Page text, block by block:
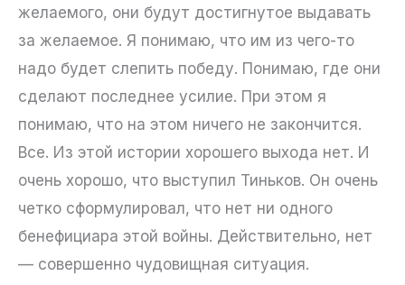
желаемого, они будут достигнутое выдавать
за желаемое. Я понимаю, что им из чего-то
надо будет слепить победу. Понимаю, где они
сделают последнее усилие. При этом я
понимаю, что на этом ничего не закончится.
Все. Из этой истории хорошего выхода нет. И
очень хорошо, что выступил Тиньков. Он очень
четко сформулировал, что нет ни одного
бенефициара этой войны. Действительно, нет
— совершенно чудовищная ситуация.